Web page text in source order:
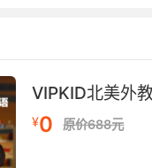
lean into the
ramifications.
實情況 把后果提前
it all
are cloudy.
VIPKID北美外
¥0 原价688元